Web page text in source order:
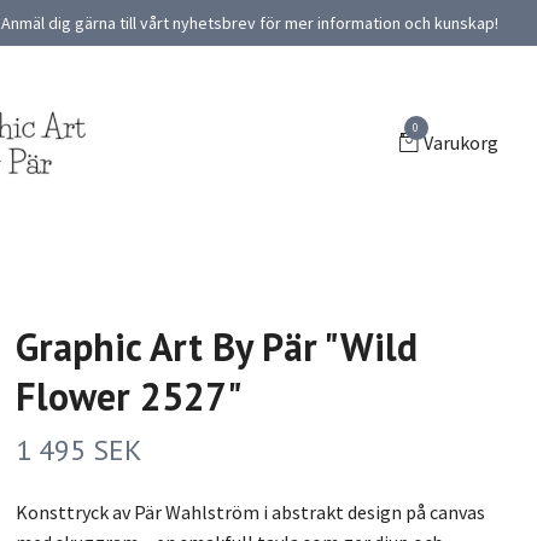
Anmäl dig gärna till vårt nyhetsbrev för mer information och kunskap!
0
Varukorg
Graphic Art By Pär "Wild
Flower 2527"
1 495 SEK
Konsttryck av Pär Wahlström i abstrakt design på canvas